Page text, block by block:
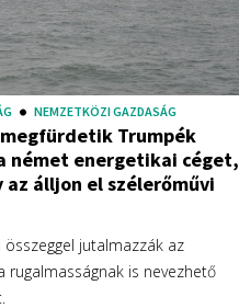
NEMZETKÖZI GAZDASÁG
Trumpék
német energetikai céget,
az álljon el szélerőművi
összeggel jutalmazzák az
rugalmasságnak is nevezhető